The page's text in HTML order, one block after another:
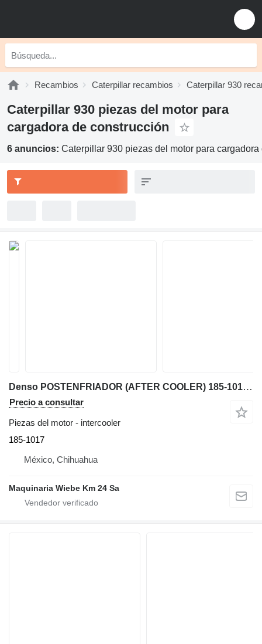
Recambios Caterpillar recambios Caterpillar 930
Caterpillar 930 piezas del motor para
cargadora de construcción
6 anuncios: Caterpillar 930 piezas del motor para
Denso POSTENFRIADOR (AFTER COOLER) 185-1017 intercooler para Caterpillar 930G cargadora de ruedas
Precio a consultar
Piezas del motor - intercooler
185-1017
México, Chihuahua
Maquinaria Wiebe Km 24 Sa